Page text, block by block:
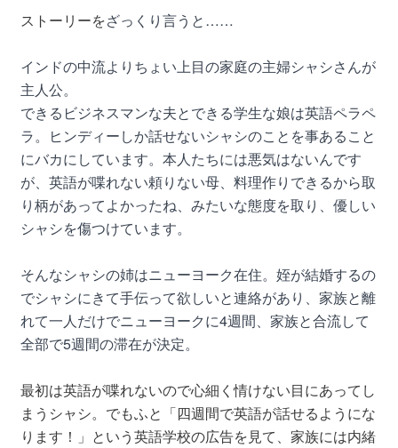
ストーリーをざっくり言うと……
インドの中流よりちょい上目の家庭の主婦シャシさんが
主人公。
できるビジネスマンな夫とできる学生な娘は英語ペラペ
ラ。ヒンディーしか話せないシャシのことを事あること
にバカにしています。本人たちには悪気はないんです
が、英語が喋れない頼りない母、料理作りできるから取
り柄があってよかったね、みたいな態度を取り、優しい
シャシを傷つけています。
そんなシャシの姉はニューヨーク在住。姪が結婚するの
でシャシにきて手伝って欲しいと連絡があり、家族と離
れて一人だけでニューヨークに4週間、家族と合流して
全部で5週間の滞在が決定。
最初は英語が喋れないので心細く情けない目にあってし
まうシャシ。でもふと「四週間で英語が話せるようにな
ります！」という英語学校の広告を見て、家族には内緒